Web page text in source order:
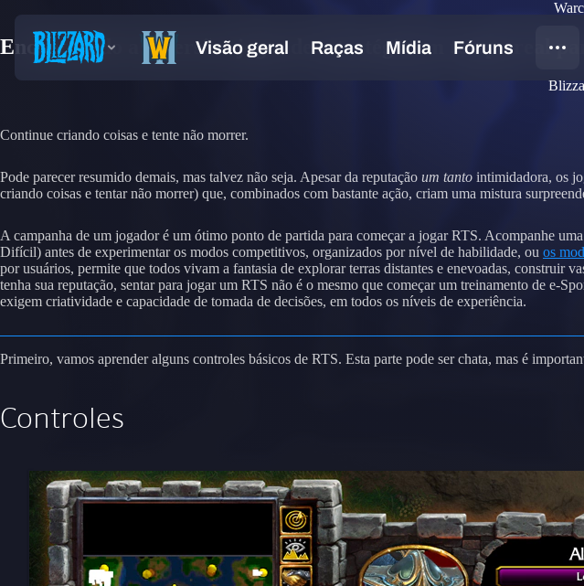
Encontrando a diversão: jogos de estratégia em tempo real
Continue criando coisas e tente não morrer.
Pode parecer resumido demais, mas talvez não seja. Apesar da reputação um tanto intimidadora, os
criando coisas e tentar não morrer) que, combinados com bastante ação, criam uma mistura
A campanha de um jogador é um ótimo ponto de partida para começar a jogar RTS. Acompanhe
Difícil) antes de experimentar os modos competitivos, organizados por nível de habilidade, ou os
por usuários, permite que todos vivam a fantasia de explorar terras distantes e enevoadas, construir
tenha sua reputação, sentar para jogar um RTS não é o mesmo que começar um treinamento de e-
exigem criatividade e capacidade de tomada de decisões, em todos os níveis de experiência.
Primeiro, vamos aprender alguns controles básicos de RTS. Esta parte pode ser chata, mas é
Controles